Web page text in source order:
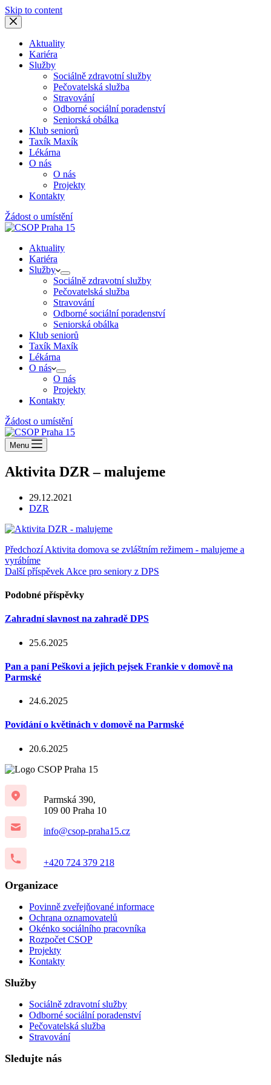
Skip to content
Aktuality
Kariéra
Služby
Sociálně zdravotní služby
Pečovatelská služba
Stravování
Odborné sociální poradenství
Seniorská obálka
Klub seniorů
Taxík Maxík
Lékárna
O nás
O nás
Projekty
Kontakty
Žádost o umístění
Aktuality
Kariéra
Služby
Sociálně zdravotní služby
Pečovatelská služba
Stravování
Odborné sociální poradenství
Seniorská obálka
Klub seniorů
Taxík Maxík
Lékárna
O nás
O nás
Projekty
Kontakty
Žádost o umístění
Menu
Aktivita DZR – malujeme
29.12.2021
DZR
PředchozíAktivita domova se zvláštním režimem - malujeme a
vyrábíme
Další příspěvek Akce pro seniory z DPS
Podobné příspěvky
Zahradní slavnost na zahradě DPS
25.6.2025
Pan a paní Peškovi a jejich pejsek Frankie v domově na
Parmské
24.6.2025
Povídání o květinách v domově na Parmské
20.6.2025
Parmská 390,
109 00 Praha 10
info@csop-praha15.cz
+420 724 379 218
Organizace
Povinně zveřejňované informace
Ochrana oznamovatelů
Okénko sociálního pracovníka
Rozpočet CSOP
Projekty
Kontakty
Služby
Sociálně zdravotní služby
Odborné sociální poradenství
Pečovatelská služba
Stravování
Sledujte nás